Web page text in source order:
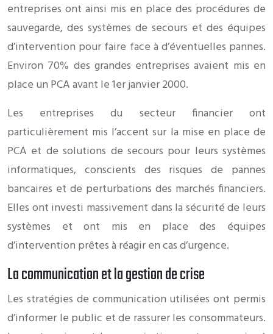
entreprises ont ainsi mis en place des procédures de
sauvegarde, des systèmes de secours et des équipes
d’intervention pour faire face à d’éventuelles pannes.
Environ 70% des grandes entreprises avaient mis en
place un PCA avant le 1er janvier 2000.
Les entreprises du secteur financier ont
particulièrement mis l’accent sur la mise en place de
PCA et de solutions de secours pour leurs systèmes
informatiques, conscients des risques de pannes
bancaires et de perturbations des marchés financiers.
Elles ont investi massivement dans la sécurité de leurs
systèmes et ont mis en place des équipes
d’intervention prêtes à réagir en cas d’urgence.
La communication et la gestion de crise
Les stratégies de communication utilisées ont permis
d’informer le public et de rassurer les consommateurs.